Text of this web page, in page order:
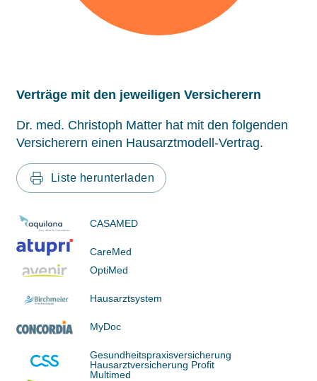
Verträge mit den jeweiligen Versicherern
Dr. med. Christoph Matter hat mit den folgenden
Versicherern einen Hausarztmodell-Vertrag.
Liste herunterladen
CASAMED
CareMed
OptiMed
Hausarztsystem
MyDoc
Gesundheitspraxisversicherung
Hausarztversicherung Profit
Multimed